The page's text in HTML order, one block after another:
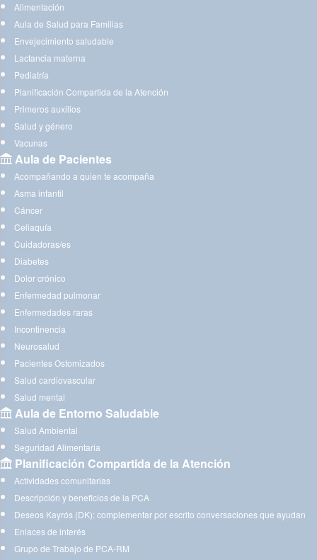
Alimentación
Aula de Salud para Familias
Envejecimiento saludable
Lactancia materna
Pediatría
Planificación Compartida de la Atención
Primeros auxilios
Salud y género
Vacunas
Aula de Pacientes
Acompañando a quien te acompaña
Asma infantil
Cáncer
Celiaquía
Cuidadoras/es
Diabetes
Dolor crónico
Enfermedad pulmonar
Enfermedades raras
Incontinencia
Neurosalud
Pacientes Ostomizados
Salud cardiovascular
Salud mental
Aula de Entorno Saludable
Salud Ambiental
Seguridad Alimentaria
Planificación Compartida de la Atención
Actividades comunitarias
Descripción y beneficios de la PCA
Deseos Kayrós (DK): complementar por escrito conversaciones que ayudan
Enlaces de interés
Grupo de Trabajo de PCA-RM